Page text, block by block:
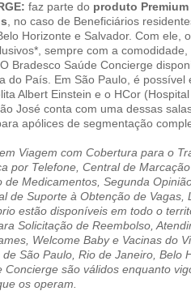
faz parte do produto Premium
, no caso de Beneficiários
Horizonte e Salvador. Com ele,
sempre com a
Bradesco Saúde Concierge
do País. Em São Paulo, é possível
Albert Einstein e o HCor
José conta com uma dessas
apólices de segmentação
Viagem com Cobertura para o
por Telefone, Central de
de Medicamentos, Segunda
de Suporte à Obtenção de Vagas,
estão disponíveis em todo o
Solicitação de Reembolso,
Welcome Baby e Vacinas do
São Paulo, Rio de Janeiro, Belo
Concierge são válidos enquanto
os operam.